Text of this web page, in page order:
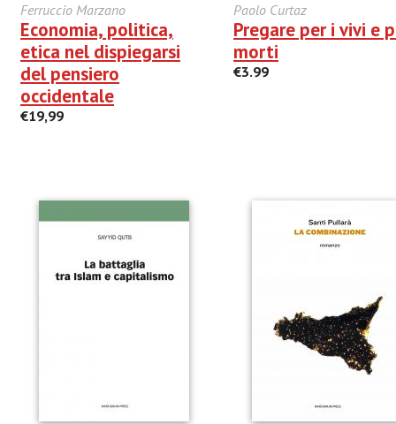
Ferruccio Marzano
Economia, politica,
etica nel dispiegarsi
del pensiero
occidentale
€19,99
Paolo Curtaz
Pregare per i vivi e
morti
€3.99